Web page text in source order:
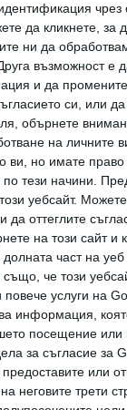
чрез
да кликнете, за
ни да
възможност е
и да
си, или
обърнете
на личните
ви, но имате
тези начини.
уебсайт.
да оттеглите
на този сайт и
част на уеб
че този
повече услуги на
информация,
посещение или
за съгласие за
или
неговите трети
заплака с
се